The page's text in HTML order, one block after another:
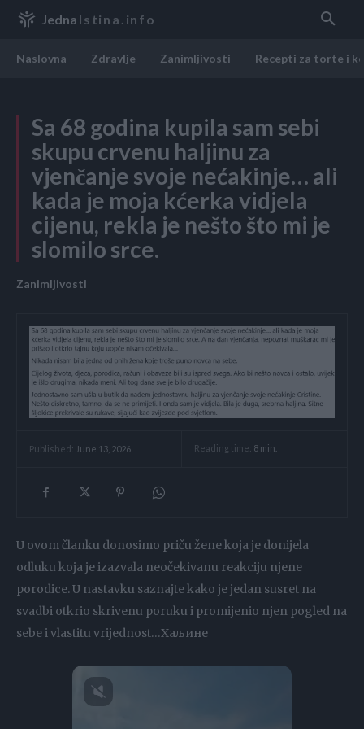
Jedna Istina.info
Naslovna Zdravlje Zanimljivosti Recepti za torte i
Sa 68 godina kupila sam sebi
skupu crvenu haljinu za
vjenčanje svoje nećakinje… ali
kada je moja kćerka vidjela
cijenu, rekla je nešto što mi je
slomilo srce.
Zanimljivosti
Published: June 13, 2026 Reading time: 8 min.
U ovom članku donosimo priču žene koja je donijela
odluku koja je izazvala neočekivanu reakciju njene
porodice. U nastavku saznajte kako je jedan susret na
svadbi otkrio skrivenu poruku i promijenio njen pogled na
sebe i vlastitu vrijednost…Хаљине